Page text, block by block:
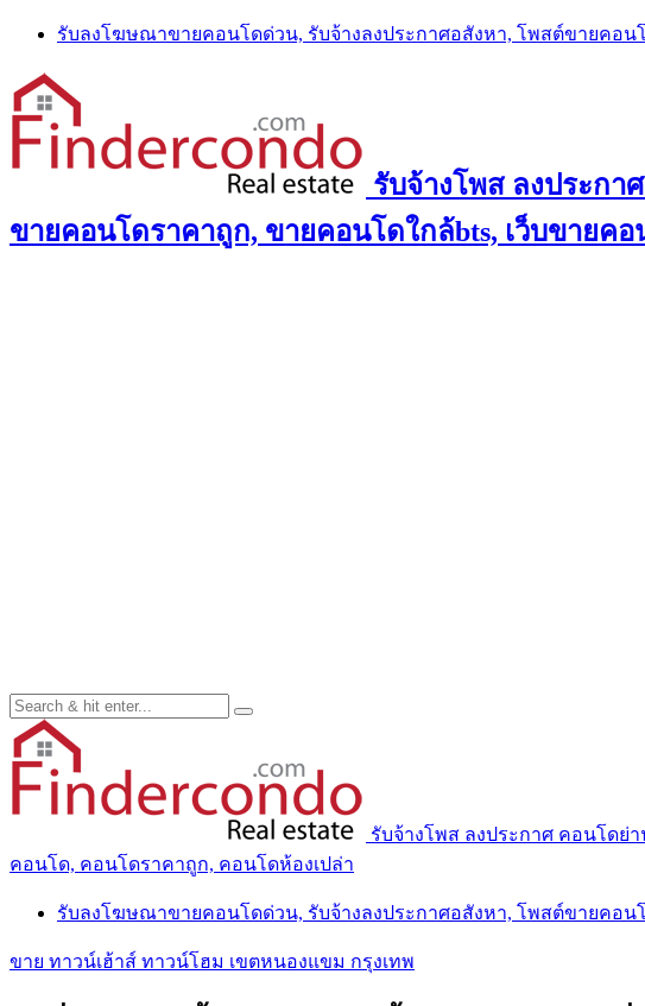
Skip
content
รับลงโฆษณาขายคอนโดด่วน, รับจ้างลงประกาศอสังหา, โพสต์ขายคอน
รับจ้างโพส ลงประก
ขายคอนโดราคาถูก, ขายคอนโดใกล้bts, เว็บขายค
รับจ้างโพส ลงประกาศ คอนโดย่
คอนโด, คอนโดราคาถูก, คอนโดห้องเปล่า
รับลงโฆษณาขายคอนโดด่วน, รับจ้างลงประกาศอสังหา, โพสต์ขายคอน
ขาย ทาวน์เฮ้าส์ ทาวน์โฮม เขตหนองแขม กรุงเทพ